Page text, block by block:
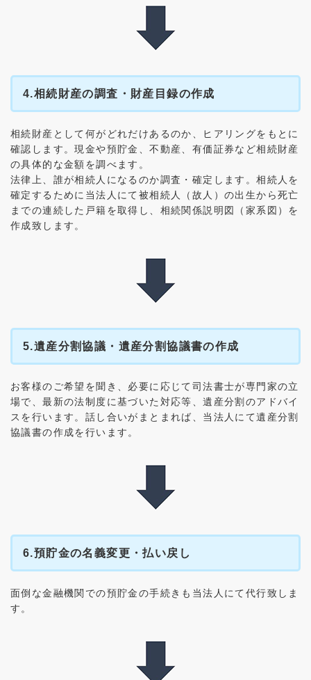
4.相続財産の調査・財産目録の作成
相続財産として何がどれだけあるのか、ヒアリングをもとに
確認します。現金や預貯金、不動産、有価証券など相続財産
の具体的な金額を調べます。
法律上、誰が相続人になるのか調査・確定します。相続人を
確定するために当法人にて被相続人（故人）の出生から死亡
までの連続した戸籍を取得し、相続関係説明図（家系図）を
作成致します。
5.遺産分割協議・遺産分割協議書の作成
お客様のご希望を聞き、必要に応じて司法書士が専門家の立
場で、最新の法制度に基づいた対応等、遺産分割のアドバイ
スを行います。話し合いがまとまれば、当法人にて遺産分割
協議書の作成を行います。
6.預貯金の名義変更・払い戻し
面倒な金融機関での預貯金の手続きも当法人にて代行致しま
す。